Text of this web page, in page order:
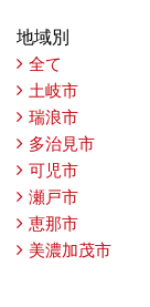
地域別
全て
土岐市
瑞浪市
多治見市
可児市
瀬戸市
恵那市
美濃加茂市